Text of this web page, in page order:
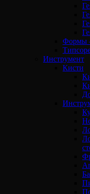
Формы
Инструмент
Кисти